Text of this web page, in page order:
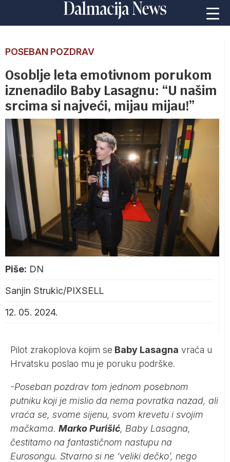
POSEBAN POZDRAV
Osoblje leta emotivnom porukom
iznenadilo Baby Lasagnu: “U našim
srcima si najveći, mijau mijau!”
Piše: DN
Sanjin Strukic/PIXSELL
12. 05. 2024.
Pilot zrakoplova kojim se Baby Lasagna vraća u
Hrvatsku poslao mu je poruku podrške.
-Poseban pozdrav tom jednom posebnom
putniku koji je mislio da nema povratka nazad, ali
vraća se, svome sijenu, svom krevetu i svojim
mačkama. Marko Purišić, Baby Lasagna,
čestitamo na fantastičnom nastupu na
Eurosongu. Stvarno si ne ‘veliki dečko’, nego